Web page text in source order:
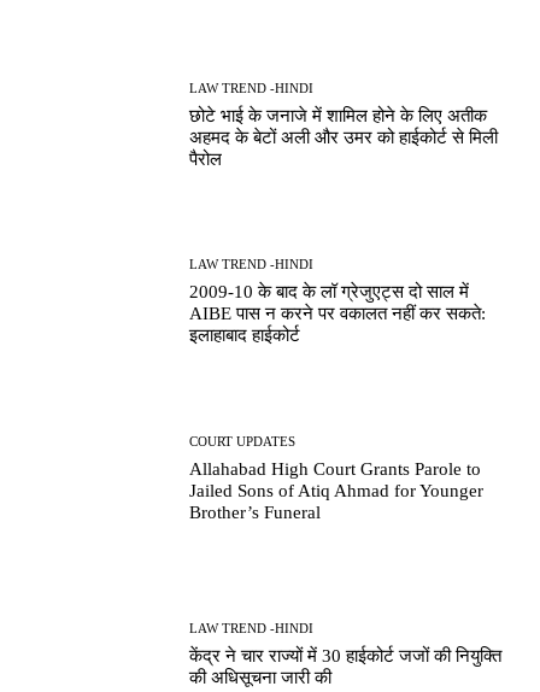
LAW TREND -HINDI
छोटे भाई के जनाजे में शामिल होने के लिए अतीक
अहमद के बेटों अली और उमर को हाईकोर्ट से मिली
पैरोल
LAW TREND -HINDI
2009-10 के बाद के लॉ ग्रेजुएट्स दो साल में
AIBE पास न करने पर वकालत नहीं कर सकते:
इलाहाबाद हाईकोर्ट
COURT UPDATES
Allahabad High Court Grants Parole to
Jailed Sons of Atiq Ahmad for Younger
Brother’s Funeral
LAW TREND -HINDI
केंद्र ने चार राज्यों में 30 हाईकोर्ट जजों की नियुक्ति
की अधिसूचना जारी की